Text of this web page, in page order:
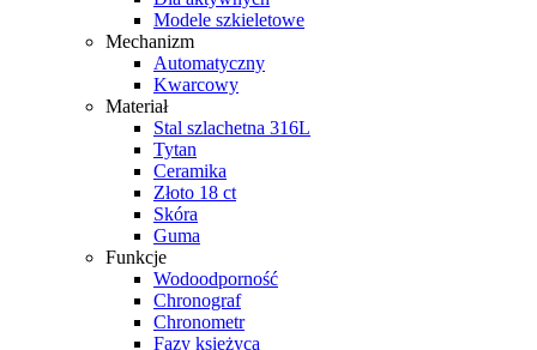
Modele szkieletowe
Mechanizm
Automatyczny
Kwarcowy
Materiał
Stal szlachetna 316L
Tytan
Ceramika
Złoto 18 ct
Skóra
Guma
Funkcje
Wodoodporność
Chronograf
Chronometr
Fazy księżyca